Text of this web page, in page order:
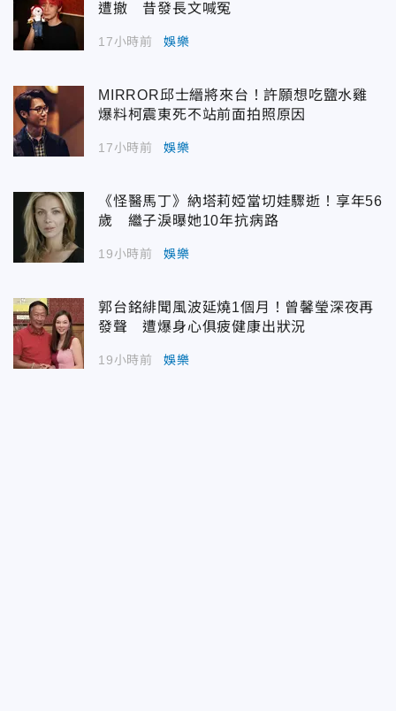
遭撤 昔發長文喊冤
17小時前 娛樂
MIRROR邱士縉將來台！許願想吃鹽水雞
爆料柯震東死不站前面拍照原因
17小時前 娛樂
《怪醫馬丁》納塔莉婭當切娃驟逝！享年56
歲 繼子淚曝她10年抗病路
19小時前 娛樂
郭台銘緋聞風波延燒1個月！曾馨瑩深夜再
發聲 遭爆身心俱疲健康出狀況
19小時前 娛樂